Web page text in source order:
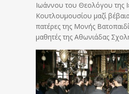
Ιωάννου του Θεολόγου της
Κουτλουμουσίου μαζί
πατέρες της Μονής
μαθητές της Αθωνιάδας